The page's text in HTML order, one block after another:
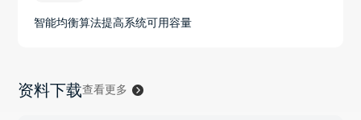
智能均衡算法提高系统可用容量
资料下载查看更多